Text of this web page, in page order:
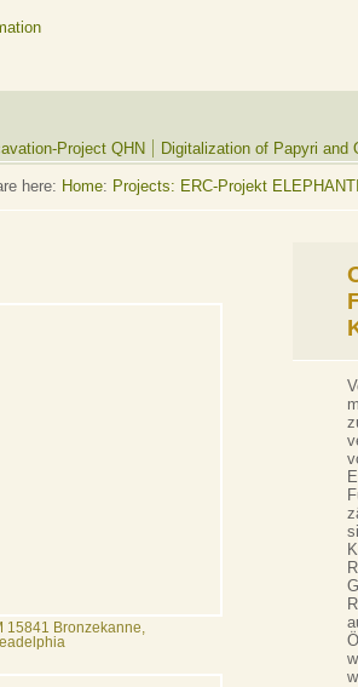
Project QHN Digitalization of Papyri and
here: Home: Projects: ERC-Projekt
15841 Bronzekanne,